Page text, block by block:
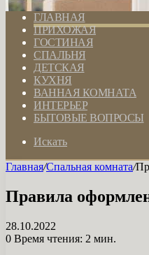
ГЛАВНАЯ
ПРИХОЖАЯ
ГОСТИНАЯ
СПАЛЬНЯ
ДЕТСКАЯ
КУХНЯ
ВАННАЯ КОМНАТА
ИНТЕРЬЕР
БЫТОВЫЕ ВОПРОСЫ
Искать
Главная/Спальная комната/
Правила
28.10.2022
0 Время чтения: 2 мин.